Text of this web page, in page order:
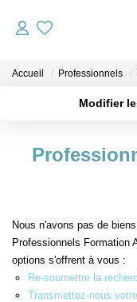
Accueil Professionnels
Modifier
Type de bien
Créer une
Nous n'avons pas de
Professionnels Formation
options s'offrent à vous :
Re-soumettre la
Transmettez-nous